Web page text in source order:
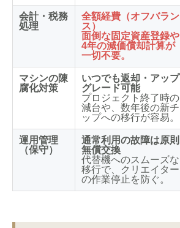
会計・税務
処理
全額経費（オフバラン
ス）
面倒な固定資産登録や
4年の減価償却計算が
一切不要。
マシンの陳
腐化対策
いつでも返却・アップ
グレード可能
プロジェクト終了時の
減台や、数年後の新チ
ップへの移行が容易。
運用管理
（保守）
通常利用の故障は原則
無償交換
代替機へのスムーズな
移行で、クリエイター
の作業停止を防ぐ。